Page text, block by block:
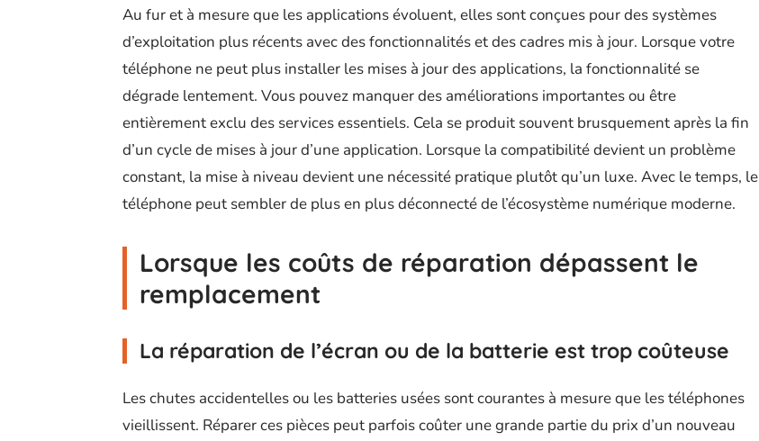
Au fur et à mesure que les applications évoluent, elles sont conçues pour des systèmes
d’exploitation plus récents avec des fonctionnalités et des cadres mis à jour. Lorsque votre
téléphone ne peut plus installer les mises à jour des applications, la fonctionnalité se
dégrade lentement. Vous pouvez manquer des améliorations importantes ou être
entièrement exclu des services essentiels. Cela se produit souvent brusquement après la fin
d’un cycle de mises à jour d’une application. Lorsque la compatibilité devient un problème
constant, la mise à niveau devient une nécessité pratique plutôt qu’un luxe. Avec le temps, le
téléphone peut sembler de plus en plus déconnecté de l’écosystème numérique moderne.
Lorsque les coûts de réparation dépassent le
remplacement
La réparation de l’écran ou de la batterie est trop coûteuse
Les chutes accidentelles ou les batteries usées sont courantes à mesure que les téléphones
vieillissent. Réparer ces pièces peut parfois coûter une grande partie du prix d’un nouveau